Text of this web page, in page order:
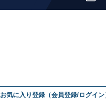
お気に入り登録（会員登録/ログイン